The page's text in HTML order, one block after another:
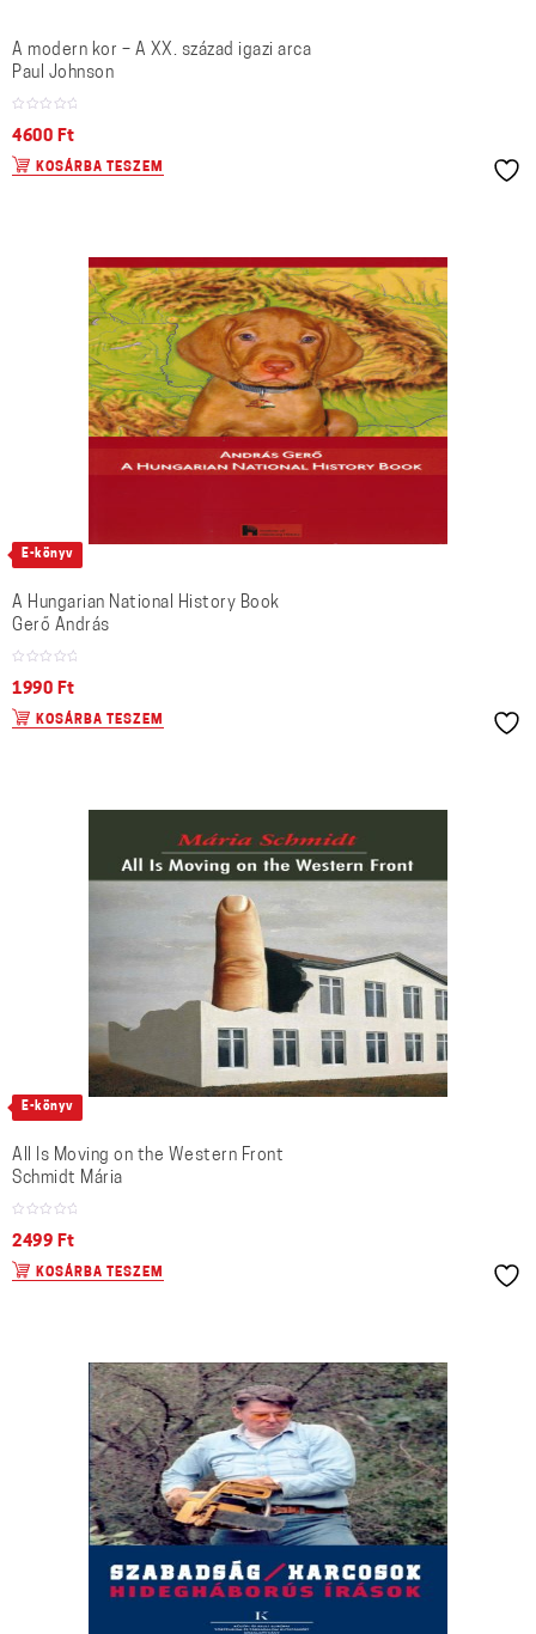
A modern kor – A XX. század igazi arca
Paul Johnson
4600 Ft
KOSÁRBA TESZEM
E-könyv
A Hungarian National History Book
Gerő András
1990 Ft
KOSÁRBA TESZEM
E-könyv
All Is Moving on the Western Front
Schmidt Mária
2499 Ft
KOSÁRBA TESZEM